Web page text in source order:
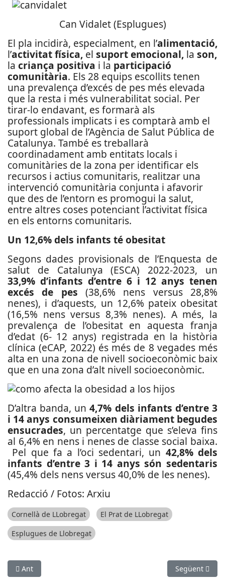
Can Vidalet (Esplugues)
El pla incidirà, especialment, en l’alimentació,
l’activitat física, el suport emocional, la son,
la criança positiva i la participació
comunitària. Els 28 equips escollits tenen
una prevalença d’excés de pes més elevada
que la resta i més vulnerabilitat social. Per
tirar-lo endavant, es formarà als
professionals implicats i es comptarà amb el
suport global de l’Agència de Salut Pública de
Catalunya. També es treballarà
coordinadament amb entitats locals i
comunitàries de la zona per identificar els
recursos i actius comunitaris, realitzar una
intervenció comunitària conjunta i afavorir
que des de l’entorn es promogui la salut,
entre altres coses potenciant l’activitat física
en els entorns comunitaris.
Un 12,6% dels infants té obesitat
Segons dades provisionals de l’Enquesta de
salut de Catalunya (ESCA) 2022-2023, un
33,9% d’infants d’entre 6 i 12 anys tenen
excés de pes (38,6% nens versus 28,8%
nenes), i d’aquests, un 12,6% pateix obesitat
(16,5% nens versus 8,3% nenes). A més, la
prevalença de l’obesitat en aquesta franja
d’edat (6- 12 anys) registrada en la història
clínica (eCAP, 2022) és més de 8 vegades més
alta en una zona de nivell socioeconòmic baix
que en una zona d’alt nivell socioeconòmic.
D’altra banda, un4,7% dels infants d’entre 3
i 14 anys consumeixen diàriament begudes
ensucrades, un percentatge que s’eleva fins
al 6,4% en nens i nenes de classe social baixa.
Pel que fa a l’oci sedentari, un 42,8% dels
infants d’entre 3 i 14 anys són sedentaris
(45,4% dels nens versus 40,0% de les nenes).
Redacció / Fotos: Arxiu
Cornellà de LLobregat
El Prat de LLobregat
Esplugues de Llobregat
Article anterior: Se celebren els Premis Ràdio Molins de Rei
Ant Article
Següent